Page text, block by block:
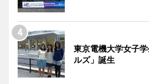
東京電機大学女子
ルズ」誕生